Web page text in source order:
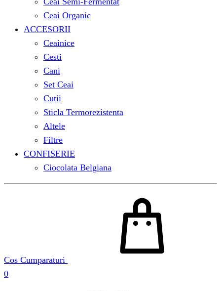
Ceai Organic
ACCESORII
Ceainice
Cesti
Cani
Set Ceai
Cutii
Sticla Termorezistenta
Altele
Filtre
CONFISERIE
Ciocolata Belgiana
Cos Cumparaturi
0